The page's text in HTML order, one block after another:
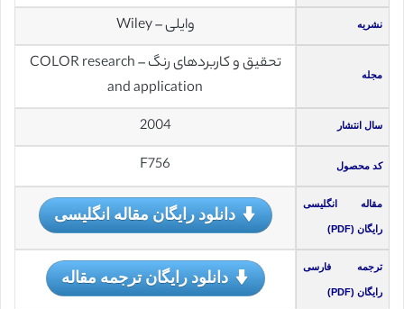
نشریه وایلی – Wiley
مجله
تحقیق و کاربردهای رنگ – COLOR research
and application
سال انتشار 2004
کد محصول F756
مقاله انگلیسی
رایگان (PDF)
دانلود رایگان مقاله انگلیسی
ترجمه فارسی
رایگان (PDF)
دانلود رایگان ترجمه مقاله